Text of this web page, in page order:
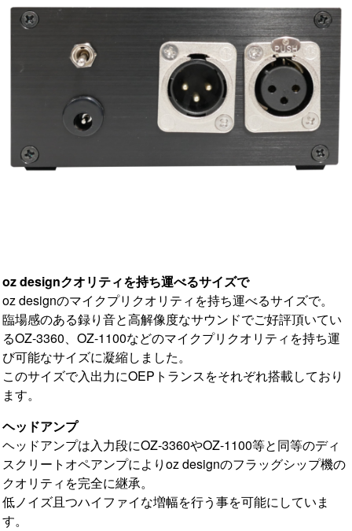
oz designクオリティを持ち運べるサイズで
oz designのマイクプリクオリティを持ち運べるサイズで。
臨場感のある録り音と高解像度なサウンドでご好評頂いてい
るOZ-3360、OZ-1100などのマイクプリクオリティを持ち運
び可能なサイズに凝縮しました。
このサイズで入出力にOEPトランスをそれぞれ搭載しており
ます。
ヘッドアンプ
ヘッドアンプは入力段にOZ-3360やOZ-1100等と同等のディ
スクリートオペアンプによりoz designのフラッグシップ機の
クオリティを完全に継承。
低ノイズ且つハイファイな増幅を行う事を可能にしていま
す。